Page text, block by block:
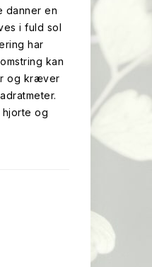
danner en
i fuld sol
har
kan
og kræver
og